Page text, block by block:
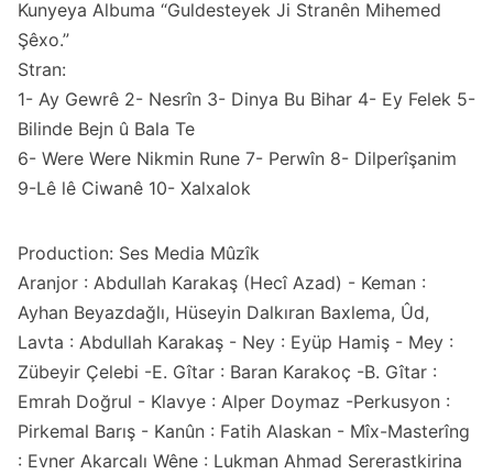
Kunyeya Albuma “Guldesteyek Ji Stranên Mihemed
Şêxo.”
Stran:
1- Ay Gewrê 2- Nesrîn 3- Dinya Bu Bihar 4- Ey Felek 5-
Bilinde Bejn û Bala Te
6- Were Were Nikmin Rune 7- Perwîn 8- Dilperîşanim
9-Lê lê Ciwanê 10- Xalxalok
Production: Ses Media Mûzîk
Aranjor : Abdullah Karakaş (Hecî Azad) - Keman :
Ayhan Beyazdağlı, Hüseyin Dalkıran Baxlema, Ûd,
Lavta : Abdullah Karakaş - Ney : Eyüp Hamiş - Mey :
Zübeyir Çelebi -E. Gîtar : Baran Karakoç -B. Gîtar :
Emrah Doğrul - Klavye : Alper Doymaz -Perkusyon :
Pirkemal Barış - Kanûn : Fatih Alaskan - Mîx-Masterîng
: Evner Akarcalı Wêne : Lukman Ahmad Sererastkirina